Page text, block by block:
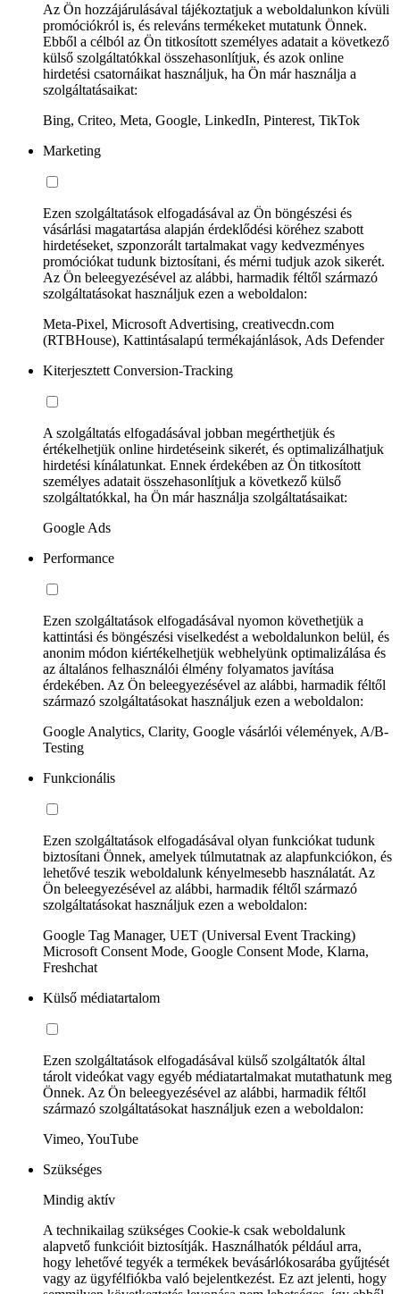
Az Ön hozzájárulásával tájékoztatjuk a weboldalunkon kívüli
promóciókról is, és releváns termékeket mutatunk Önnek.
Ebből a célból az Ön titkosított személyes adatait a következő
külső szolgáltatókkal összehasonlítjuk, és azok online
hirdetési csatornáikat használjuk, ha Ön már használja a
szolgáltatásaikat:
Bing, Criteo, Meta, Google, LinkedIn, Pinterest, TikTok
Marketing
Ezen szolgáltatások elfogadásával az Ön böngészési és
vásárlási magatartása alapján érdeklődési köréhez szabott
hirdetéseket, szponzorált tartalmakat vagy kedvezményes
promóciókat tudunk biztosítani, és mérni tudjuk azok sikerét.
Az Ön beleegyezésével az alábbi, harmadik féltől származó
szolgáltatásokat használjuk ezen a weboldalon:
Meta-Pixel, Microsoft Advertising, creativecdn.com
(RTBHouse), Kattintásalapú termékajánlások, Ads Defender
Kiterjesztett Conversion-Tracking
A szolgáltatás elfogadásával jobban megérthetjük és
értékelhetjük online hirdetéseink sikerét, és optimalizálhatjuk
hirdetési kínálatunkat. Ennek érdekében az Ön titkosított
személyes adatait összehasonlítjuk a következő külső
szolgáltatókkal, ha Ön már használja szolgáltatásaikat:
Google Ads
Performance
Ezen szolgáltatások elfogadásával nyomon követhetjük a
kattintási és böngészési viselkedést a weboldalunkon belül, és
anonim módon kiértékelhetjük webhelyünk optimalizálása és
az általános felhasználói élmény folyamatos javítása
érdekében. Az Ön beleegyezésével az alábbi, harmadik féltől
származó szolgáltatásokat használjuk ezen a weboldalon:
Google Analytics, Clarity, Google vásárlói vélemények, A/B-
Testing
Funkcionális
Ezen szolgáltatások elfogadásával olyan funkciókat tudunk
biztosítani Önnek, amelyek túlmutatnak az alapfunkciókon, és
lehetővé teszik weboldalunk kényelmesebb használatát. Az
Ön beleegyezésével az alábbi, harmadik féltől származó
szolgáltatásokat használjuk ezen a weboldalon:
Google Tag Manager, UET (Universal Event Tracking)
Microsoft Consent Mode, Google Consent Mode, Klarna,
Freshchat
Külső médiatartalom
Ezen szolgáltatások elfogadásával külső szolgáltatók által
tárolt videókat vagy egyéb médiatartalmakat mutathatunk meg
Önnek. Az Ön beleegyezésével az alábbi, harmadik féltől
származó szolgáltatásokat használjuk ezen a weboldalon:
Vimeo, YouTube
Szükséges
Mindig aktív
A technikailag szükséges Cookie-k csak weboldalunk
alapvető funkcióit biztosítják. Használhatók például arra,
hogy lehetővé tegyék a termékek bevásárlókosarába gyűjtését
vagy az ügyfélfiókba való bejelentkezést. Ez azt jelenti, hogy